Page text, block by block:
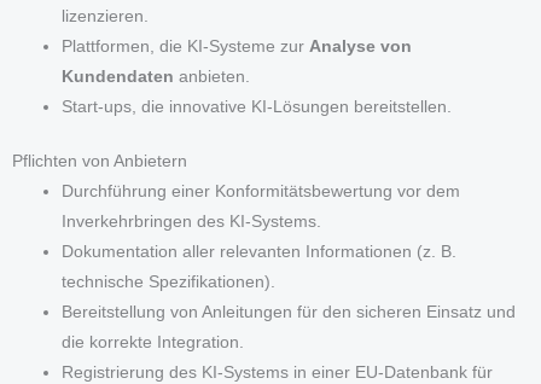
lizenzieren.
Plattformen, die KI-Systeme zur Analyse von
Kundendaten anbieten.
Start-ups, die innovative KI-Lösungen bereitstellen.
Pflichten von Anbietern
Durchführung einer Konformitätsbewertung vor dem
Inverkehrbringen des KI-Systems.
Dokumentation aller relevanten Informationen (z. B.
technische Spezifikationen).
Bereitstellung von Anleitungen für den sicheren Einsatz und
die korrekte Integration.
Registrierung des KI-Systems in einer EU-Datenbank für